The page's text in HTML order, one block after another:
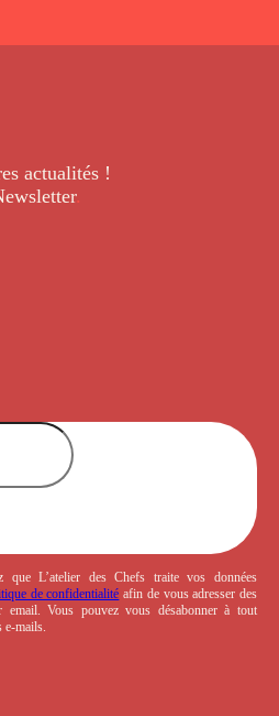
actualités !
.
que L’atelier des Chefs traite vos données
de confidentialité afin de vous adresser des
email. Vous pouvez vous désabonner à tout
e-mails.